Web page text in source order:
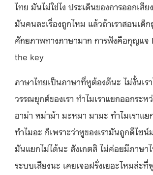
ไทย มันไม่ใช่ไง ประเด็นของการออกเสี
มันคนละเรื่องถูกไหม แล้วถ้าเราสอนเด็
ศักยภาพทางภาษามาก การฟังคือกุญแจ
the key
ภาษาไทยเป็นภาษาที่หูต้องดีนะ ไม่งั้นเร
วรรณยุกต์ของเรา ทำไมเราแยกออกระห
อาม่า หม่าม้า มะหมา มามะ ทำไมเราแ
ทำไมอะ ก็เพราะว่าหูของเรามันถูกดีไซน์
มันแยกไม่ได้นะ สังเกตสิ ไม่ค่อยมีภาษา
ระบบเสียงนะ เคยเจอฝรั่งเยอะไหมล่ะ